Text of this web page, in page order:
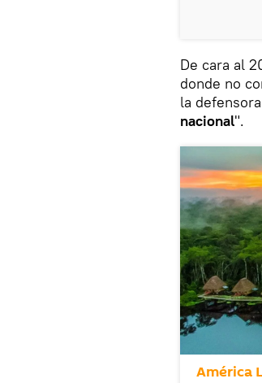
De cara al
donde no
la
nacional".
América